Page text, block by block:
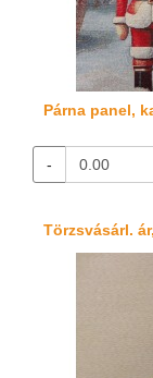
Párna panel,
-
Törzsvásárl.